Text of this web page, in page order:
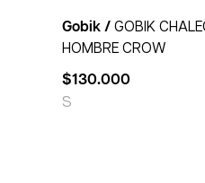
Gobik / GOBIK
HOMBRE CROW
$130.000
S